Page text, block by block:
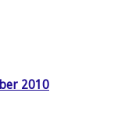
2010